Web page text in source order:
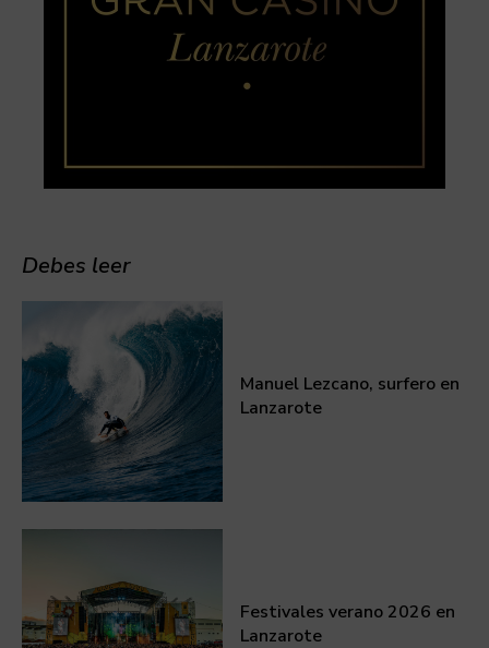
Debes leer
Manuel Lezcano, surfero en
Lanzarote
Festivales verano 2026 en
Lanzarote